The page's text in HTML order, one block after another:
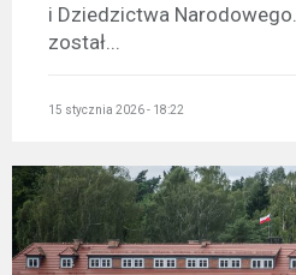
i Dziedzictwa
został...
15 stycznia 2026 - 18:22